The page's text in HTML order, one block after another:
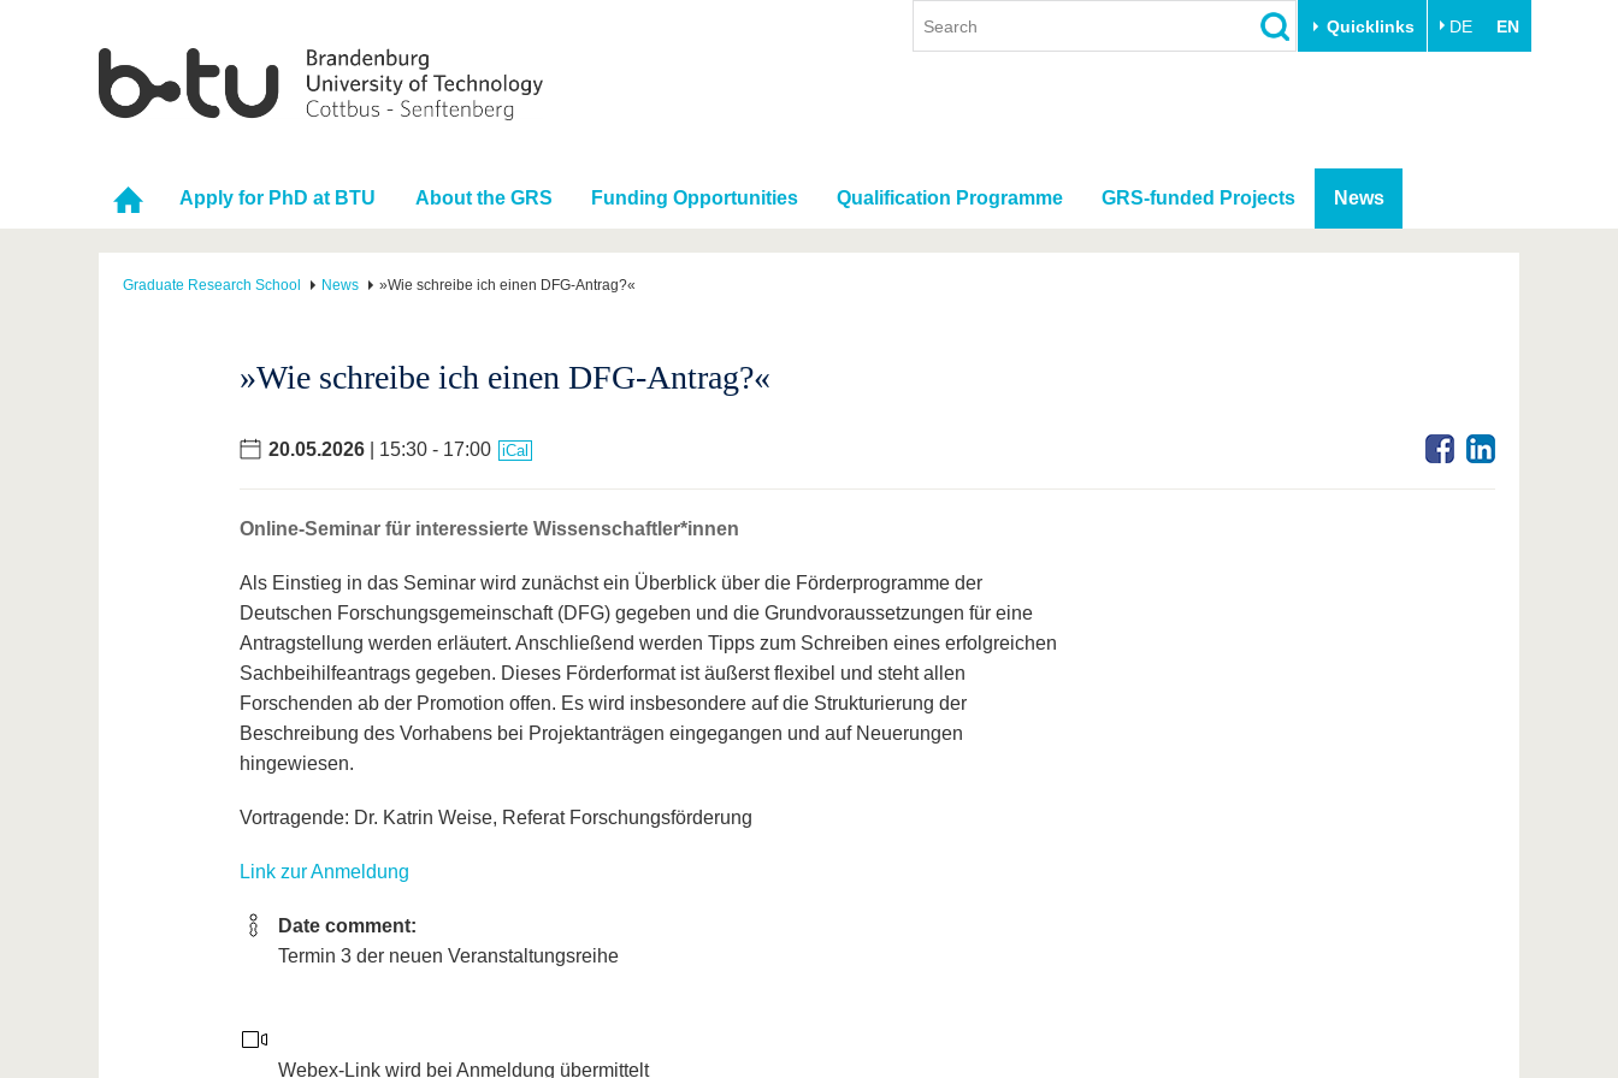
Quicklinks DE EN
Apply for PhD at BTU About the GRS Funding Opportunities Qualification Programme GRS-funded Projects News
Graduate Research School News »Wie schreibe ich einen DFG-Antrag?«
»Wie schreibe ich einen DFG-Antrag?«
20.05.2026| 15:30 - 17:00 iCal
Online-Seminar für interessierte Wissenschaftler*innen
Als Einstieg in das Seminar wird zunächst ein Überblick über die Förderprogramme der
Deutschen Forschungsgemeinschaft (DFG) gegeben und die Grundvoraussetzungen für eine
Antragstellung werden erläutert. Anschließend werden Tipps zum Schreiben eines erfolgreichen
Sachbeihilfeantrags gegeben. Dieses Förderformat ist äußerst flexibel und steht allen
Forschenden ab der Promotion offen. Es wird insbesondere auf die Strukturierung der
Beschreibung des Vorhabens bei Projektanträgen eingegangen und auf Neuerungen
hingewiesen.
Vortragende: Dr. Katrin Weise, Referat Forschungsförderung
Link zur Anmeldung
Date comment:
Termin 3 der neuen Veranstaltungsreihe
Webex-Link wird bei Anmeldung übermittelt